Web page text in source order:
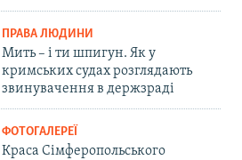
ПРАВА ЛЮДИНИ
Мить – і ти шпигун. Як у
кримських судах розглядають
звинувачення в держзраді
ФОТОГАЛЕРЕЇ
Краса Сімферопольського